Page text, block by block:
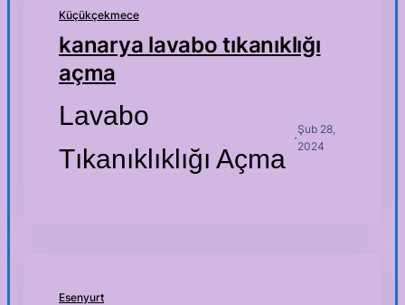
Küçükçekmece
kanarya lavabo tıkanıklığı
açma
Lavabo
Tıkanıklıklığı Açma
·
Şub 28,
2024
Esenyurt